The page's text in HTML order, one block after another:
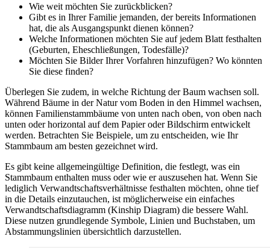
Wie weit möchten Sie zurückblicken?
Gibt es in Ihrer Familie jemanden, der bereits Informationen
hat, die als Ausgangspunkt dienen können?
Welche Informationen möchten Sie auf jedem Blatt festhalten
(Geburten, Eheschließungen, Todesfälle)?
Möchten Sie Bilder Ihrer Vorfahren hinzufügen? Wo könnten
Sie diese finden?
Überlegen Sie zudem, in welche Richtung der Baum wachsen soll.
Während Bäume in der Natur vom Boden in den Himmel wachsen,
können Familienstammbäume von unten nach oben, von oben nach
unten oder horizontal auf dem Papier oder Bildschirm entwickelt
werden. Betrachten Sie Beispiele, um zu entscheiden, wie Ihr
Stammbaum am besten gezeichnet wird.
Es gibt keine allgemeingültige Definition, die festlegt, was ein
Stammbaum enthalten muss oder wie er auszusehen hat. Wenn Sie
lediglich Verwandtschaftsverhältnisse festhalten möchten, ohne tief
in die Details einzutauchen, ist möglicherweise ein einfaches
Verwandtschaftsdiagramm (Kinship Diagram) die bessere Wahl.
Diese nutzen grundlegende Symbole, Linien und Buchstaben, um
Abstammungslinien übersichtlich darzustellen.